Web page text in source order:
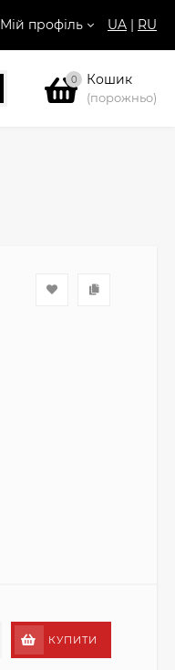
Мій профіль UA | RU
0 Кошик
(порожньо)
КУПИТИ